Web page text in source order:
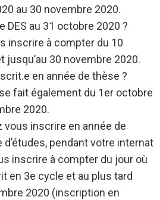
au 30 novembre 2020.
DES au 31 octobre 2020 ?
inscrire à compter du 10
jusqu’au 30 novembre 2020.
en année de thèse ?
fait également du 1er octobre
2020.
vous inscrire en année de
pendant votre internat
inscrire à compter du jour où
en 3e cycle et au plus tard
2020 (inscription en